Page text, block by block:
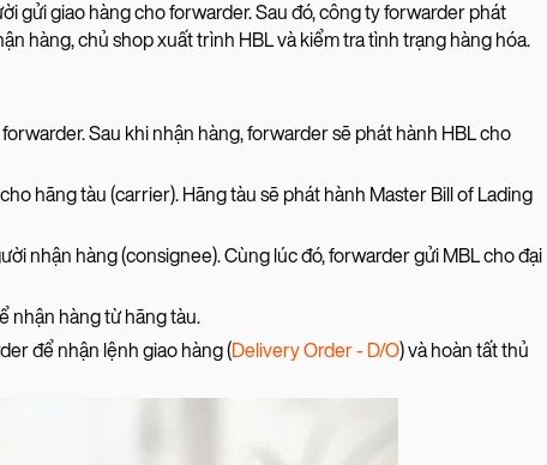
gửi giao hàng cho forwarder. Sau đó, công ty forwarder phát
hàng, chủ shop xuất trình HBL và kiểm tra tình trạng hàng hóa.
Sau khi nhận hàng, forwarder sẽ phát hành HBL cho
hãng tàu (carrier). Hãng tàu sẽ phát hành Master Bill of Lading
nhận hàng (consignee). Cùng lúc đó, forwarder gửi MBL cho đại
nhận hàng từ hãng tàu.
để nhận lệnh giao hàng (Delivery Order - D/O) và hoàn tất thủ